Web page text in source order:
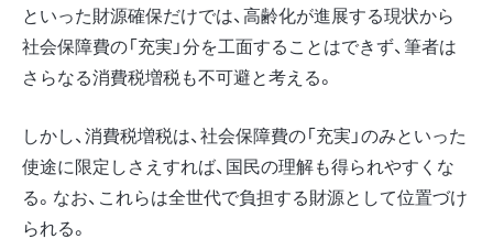
といった財源確保だけでは、高齢化が進展する現状から
社会保障費の「充実」分を工面することはできず、筆者は
さらなる消費税増税も不可避と考える。
しかし、消費税増税は、社会保障費の「充実」のみといった
使途に限定しさえすれば、国民の理解も得られやすくな
る。なお、これらは全世代で負担する財源として位置づけ
られる。